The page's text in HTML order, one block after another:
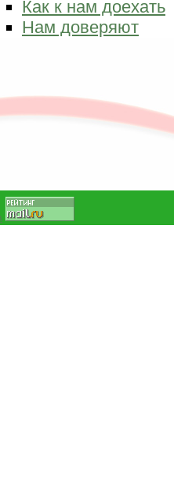
Как к нам доехать
Нам доверяют